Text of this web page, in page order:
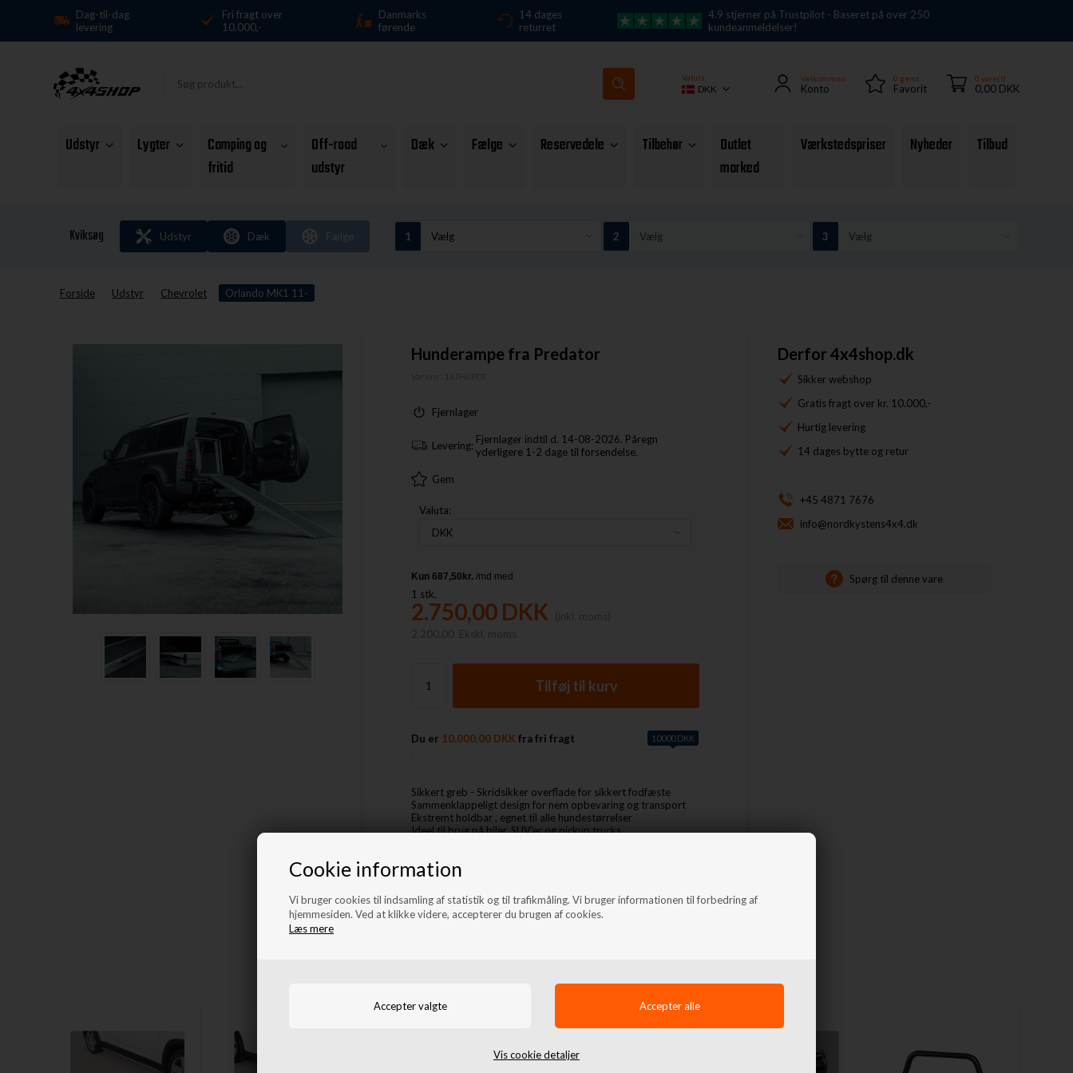
Cookie information
Vi bruger cookies til indsamling af statistik og til trafikmåling. Vi bruger informationen til forbedring af
hjemmesiden. Ved at klikke videre, accepterer du brugen af cookies.
Læs mere
Vis cookie detaljer
Dag-til-dag
levering
Fri fragt over
10.000,-
Danmarks
førende
14 dages
returret
4.9 stjerner på Trustpilot - Baseret på over 250
kundeanmeldelser!
Valuta
DKK
Velkommen
Konto
0 gemt
Favorit
0 vare(r)
0,00 DKK
Udstyr Lygter
Camping og
fritid
Off-road
udstyr
Dæk Fælge Reservedele Tilbehør
Outlet
marked
Værkstedspriser Nyheder Tilbud
Kviksøg Udstyr Dæk Fælge
Forside Udstyr Chevrolet Orlando MK1 11-
Hunderampe fra Predator
Fjernlager
Levering: Fjernlager indtil d. 14-08-2026. Påregn
yderligere 1-2 dage til forsendelse.
Gem
Valuta:
1 stk.
2.750,00 DKK
2.200,00
Ekskl. moms
Du er 10.000,00 DKK fra fri fragt 10000 DKK
Sikkert greb - Skridsikker overflade for sikkert fodfæste
Sammenklappeligt design for nem opbevaring og transport
Ekstremt holdbar , egnet til alle hundestørrelser
Ideel til brug på biler, SUV'er og pickup trucks
Nominel kapacitet på 90 kg
Produktvægt 8 kg
Længde sammenfoldet 124 cm
Derfor 4x4shop.dk
Sikker webshop
Gratis fragt over kr. 10.000,-
Hurtig levering
14 dages bytte og retur
+45 4871 7676
info@nordkystens4x4.dk
Spørg til denne vare